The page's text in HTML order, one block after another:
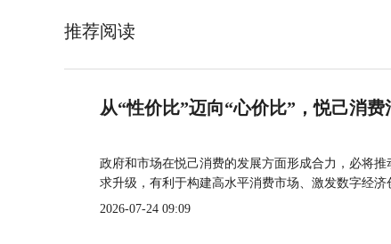
推荐阅读
从“性价比”迈向“心价比”，悦己消费
政府和市场在悦己消费的发展方面形成合力，必将
求升级，有利于构建高水平消费市场、激发数字经济
2026-07-24 09:09